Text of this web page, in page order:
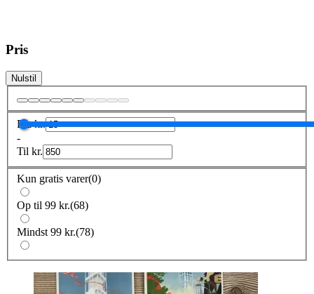
Pris
Nulstil
Frakr.
-
Til kr.
Kun gratis varer(0)
Op til 99 kr.(68)
Mindst 99 kr.(78)